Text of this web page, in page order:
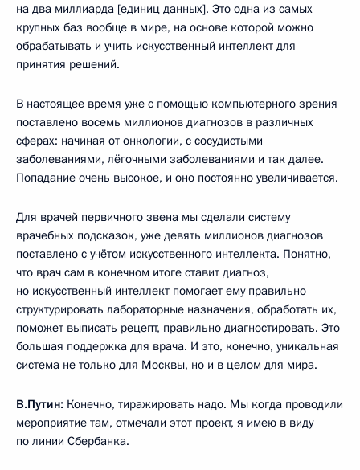
на два миллиарда [единиц данных]. Это одна из самых
крупных баз вообще в мире, на основе которой можно
обрабатывать и учить искусственный интеллект для
принятия решений.
В настоящее время уже с помощью компьютерного зрения
поставлено восемь миллионов диагнозов в различных
сферах: начиная от онкологии, с сосудистыми
заболеваниями, лёгочными заболеваниями и так далее.
Попадание очень высокое, и оно постоянно увеличивается.
Для врачей первичного звена мы сделали систему
врачебных подсказок, уже девять миллионов диагнозов
поставлено с учётом искусственного интеллекта. Понятно,
что врач сам в конечном итоге ставит диагноз,
но искусственный интеллект помогает ему правильно
структурировать лабораторные назначения, обработать их,
поможет выписать рецепт, правильно диагностировать. Это
большая поддержка для врача. И это, конечно, уникальная
система не только для Москвы, но и в целом для мира.
В.Путин: Конечно, тиражировать надо. Мы когда проводили
мероприятие там, отмечали этот проект, я имею в виду
по линии Сбербанка.